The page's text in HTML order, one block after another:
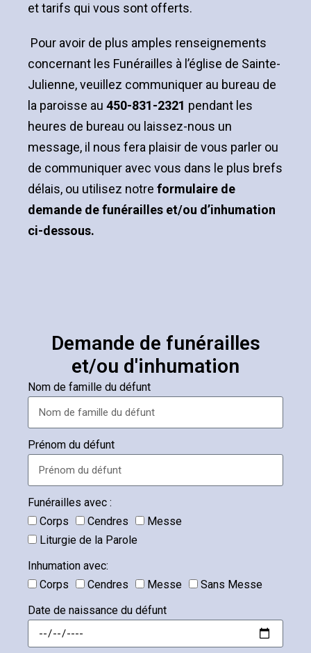
et tarifs qui vous sont offerts.
Pour avoir de plus amples renseignements
concernant les Funérailles à l’église de Sainte-
Julienne, veuillez communiquer au bureau de
la paroisse au 450-831-2321 pendant les
heures de bureau ou laissez-nous un
message, il nous fera plaisir de vous parler ou
de communiquer avec vous dans le plus brefs
délais, ou utilisez notre formulaire de
demande de funérailles et/ou d’inhumation
ci-dessous.
Demande de funérailles
et/ou d'inhumation
Nom de famille du défunt
Prénom du défunt
Funérailles avec :
Corps
Cendres
Messe
Liturgie de la Parole
Inhumation avec:
Corps
Cendres Messe
Sans Messe
Date de naissance du défunt